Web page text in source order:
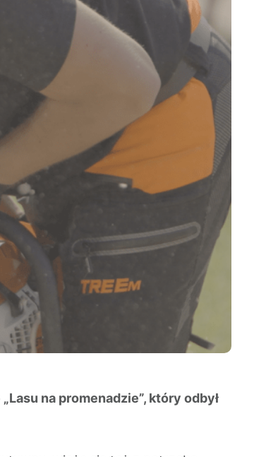
na promenadzie”, który odbył